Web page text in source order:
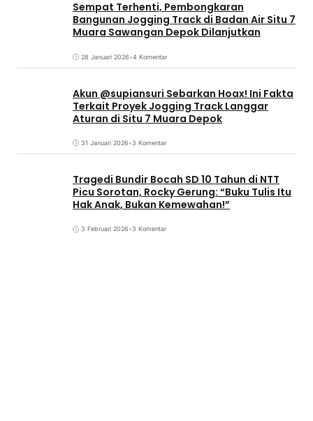
Sempat Terhenti, Pembongkaran
Bangunan Jogging Track di Badan Air Situ 7
Muara Sawangan Depok Dilanjutkan
28 Januari 2026•4 Komentar
Akun @supiansuri Sebarkan Hoax! Ini Fakta
Terkait Proyek Jogging Track Langgar
Aturan di Situ 7 Muara Depok
31 Januari 2026•3 Komentar
Tragedi Bundir Bocah SD 10 Tahun di NTT
Picu Sorotan, Rocky Gerung: “Buku Tulis Itu
Hak Anak, Bukan Kemewahan!”
3 Februari 2026•3 Komentar